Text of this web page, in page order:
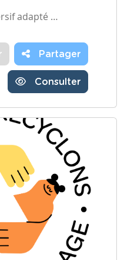
adapté …
Partager
Consulter